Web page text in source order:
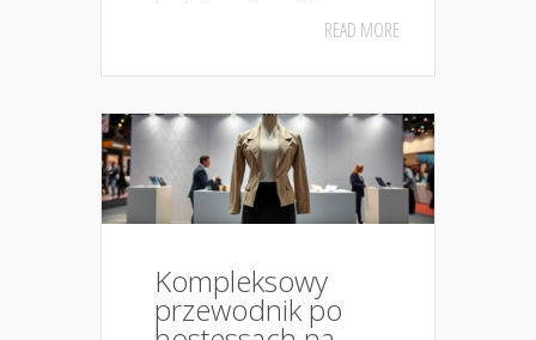
READ MORE
Kompleksowy
przewodnik po